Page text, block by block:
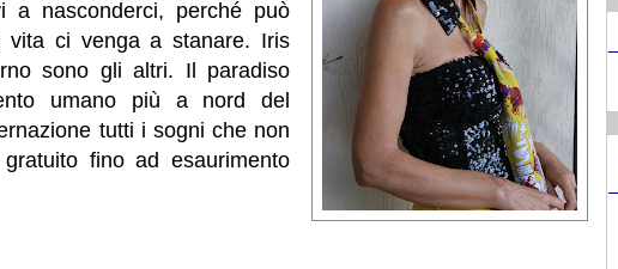
a nasconderci, perché può
vita ci venga a stanare. Iris
sono gli altri. Il paradiso
umano più a nord del
tutti i sogni che non
fino ad esaurimento